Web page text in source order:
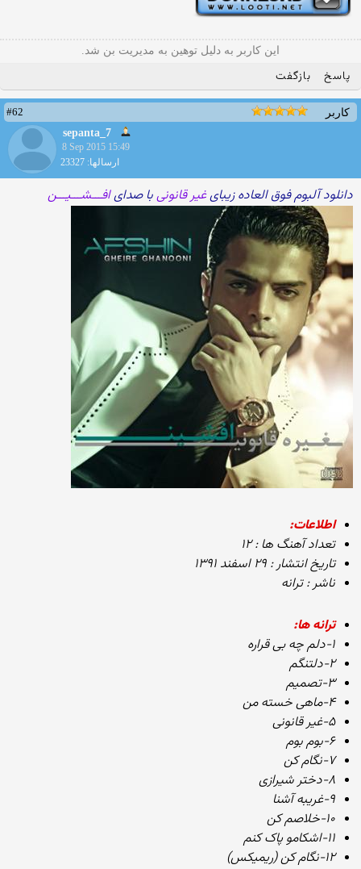
این کاربر به دلیل توهین به مدیریت بن شد.
پاسخ بازگفت
کاربر
#62
sepanta_7
8 Sep 2015 15:49
ارسالها: 23327
دانلود آلبوم فوق العاده زیبایغیر قانونیبا صدایافـــشـــیـــن
اطلاعات:
تعداد آهنگ ها : ۱۲
تاریخ انتشار : ۲۹ اسفند ۱۳۹۱
ناشر : ترانه
ترانه ها:
۱-دلم چه بی قراره
۲-دلتنگم
۳-تصمیم
۴-ماهی خسته من
۵-غیر قانونی
۶-بوم بوم
۷-نگام کن
۸-دختر شیرازی
۹-غریبه آشنا
۱۰-خلاصم کن
۱۱-اشکامو پاک کنم
۱۲-نگام کن (ریمیکس)